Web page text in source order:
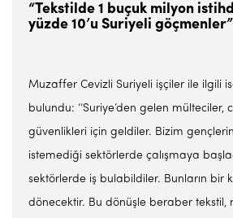
“Tekstilde 1 buçuk milyon
yüzde 10’u Suriyeli göçmenler”
Muzaffer Cevizli Suriyeli işçiler ile ilgili
bulundu: ‘‘Suriye’den gelen mülteciler,
güvenlikleri için geldiler. Bizim
istemediği sektörlerde çalışmaya
sektörlerde iş bulabildiler. Bunların bir
dönecektir. Bu dönüşle beraber tekstil,